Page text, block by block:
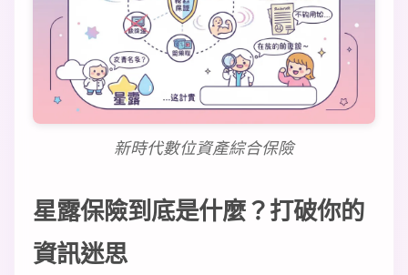
新時代數位資產綜合保險
星露保險到底是什麼？打破你的
資訊迷思